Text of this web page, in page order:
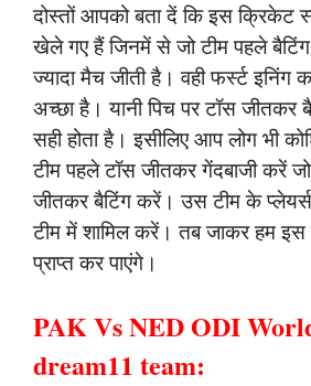
दोस्तों आपको बता दें कि इस क्रिकेट
खेले गए हैं जिनमें से जो टीम पहले
ज्यादा मैच जीती है। वही फर्स्ट इनिंग
अच्छा है। यानी पिच पर टॉस
सही होता है। इसीलिए आप लोग भी
टीम पहले टॉस जीतकर गेंदबाजी करें
जीतकर बैटिंग करें। उस टीम के
टीम में शामिल करें। तब जाकर हम
प्राप्त कर पाएंगे।
PAK Vs NED ODI
dream11 team: